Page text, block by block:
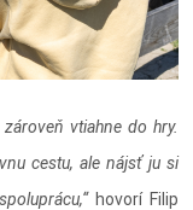
vtiahne do hry.
cestu, ale nájsť ju si
hovorí Filip